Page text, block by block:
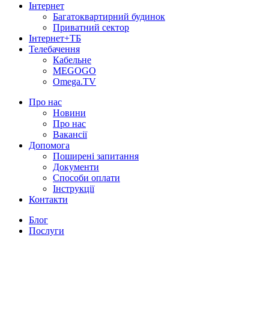
Інтернет
Багатоквартирний будинок
Приватний сектор
Інтернет+ТБ
Телебачення
Кабельне
MEGOGO
Omega.TV
Про нас
Новини
Про нас
Вакансії
Допомога
Поширені запитання
Документи
Способи оплати
Інструкції
Контакти
Блог
Послуги